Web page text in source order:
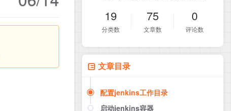
19
分类数
75
文章数
0
评论数
文章目录
配置jenkins工作目录
启动jenkins容器